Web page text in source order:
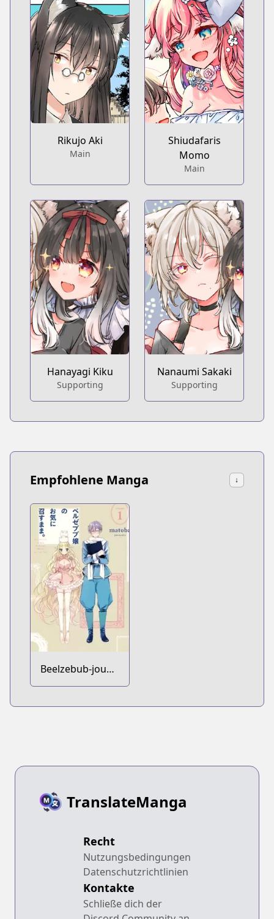
Rikujo Aki
Main
Shiudafaris
Momo
Main
Hanayagi Kiku
Supporting
Nanaumi Sakaki
Supporting
Empfohlene Manga ↓
Beelzebub-jou
no Okinimesu
TranslateManga
Recht
Nutzungsbedingungen
Datenschutzrichtlinien
Kontakte
Schließe dich der